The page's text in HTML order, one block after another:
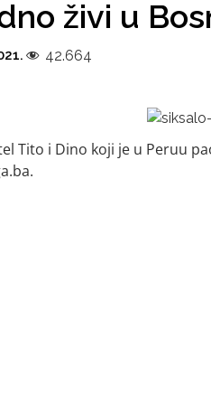
živi u
42.664
Tito i Dino koji je u Peruu